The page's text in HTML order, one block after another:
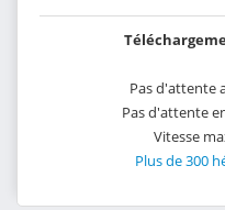
Pas d'attente
Pas d'attente
Vitesse
Plus de 300